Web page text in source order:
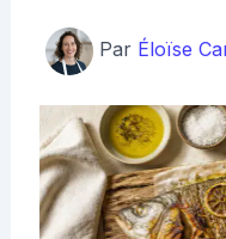
Par Éloïse